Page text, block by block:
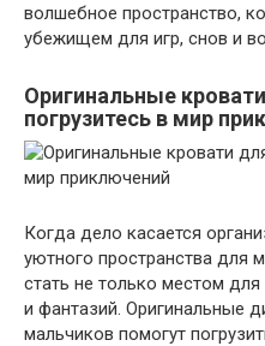
волшебное пространство,
убежищем для игр, снов и
Оригинальные
погрузитесь в мир
Когда дело касается
уютного пространства для
стать не только местом
и фантазий. Оригинальные
мальчиков помогут